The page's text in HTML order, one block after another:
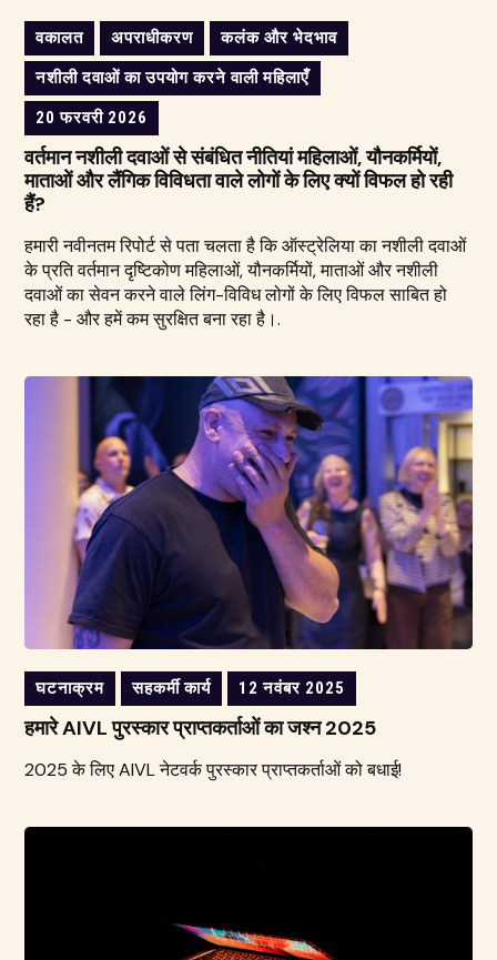
वकालत अपराधीकरण
कलंक और भेदभाव
नशीली दवाओं का उपयोग करने वाली महिलाएँ
20 फरवरी 2026
वर्तमान नशीली दवाओं से संबंधित नीतियां महिलाओं, यौनकर्मियों,
माताओं और लैंगिक विविधता वाले लोगों के लिए क्यों विफल हो रही
हैं?
हमारी नवीनतम रिपोर्ट से पता चलता है कि ऑस्ट्रेलिया का नशीली दवाओं
के प्रति वर्तमान दृष्टिकोण महिलाओं, यौनकर्मियों, माताओं और नशीली
दवाओं का सेवन करने वाले लिंग-विविध लोगों के लिए विफल साबित हो
रहा है - और हमें कम सुरक्षित बना रहा है।.
घटनाक्रम सहकर्मी कार्य 12 नवंबर 2025
हमारे AIVL पुरस्कार प्राप्तकर्ताओं का जश्न 2025
2025 के लिए AIVL नेटवर्क पुरस्कार प्राप्तकर्ताओं को बधाई!